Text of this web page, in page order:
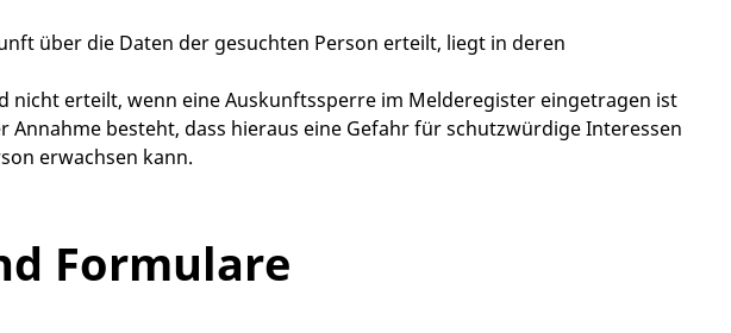
über die Daten der gesuchten Person erteilt, liegt in deren
nicht erteilt, wenn eine Auskunftssperre im Melderegister eingetragen ist
besteht, dass hieraus eine Gefahr für schutzwürdige Interessen
erwachsen kann.
Formulare